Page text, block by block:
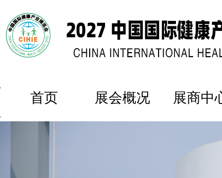
首页 展会概况 展商中